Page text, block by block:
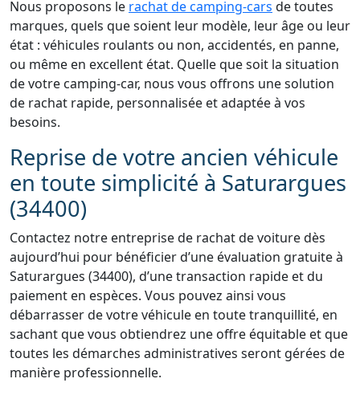
Nous proposons le rachat de camping-cars de toutes
marques, quels que soient leur modèle, leur âge ou leur
état : véhicules roulants ou non, accidentés, en panne,
ou même en excellent état. Quelle que soit la situation
de votre camping-car, nous vous offrons une solution
de rachat rapide, personnalisée et adaptée à vos
besoins.
Reprise de votre ancien véhicule
en toute simplicité à Saturargues
(34400)
Contactez notre entreprise de rachat de voiture dès
aujourd’hui pour bénéficier d’une évaluation gratuite à
Saturargues (34400), d’une transaction rapide et du
paiement en espèces. Vous pouvez ainsi vous
débarrasser de votre véhicule en toute tranquillité, en
sachant que vous obtiendrez une offre équitable et que
toutes les démarches administratives seront gérées de
manière professionnelle.